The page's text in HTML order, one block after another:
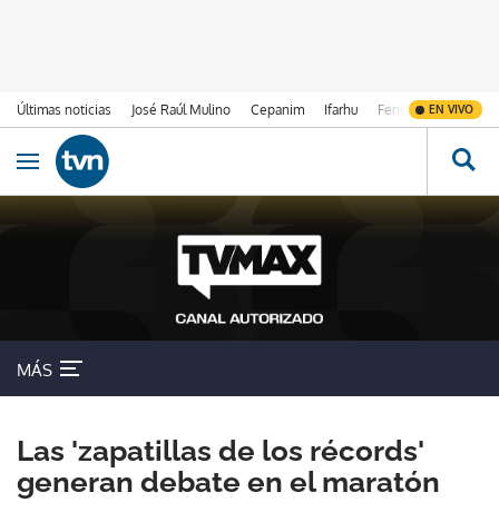
Últimas noticias José Raúl Mulino Cepanim Ifarhu Fenómeno de El
EN VIVO
Ir al contenido
Obrir navegació
MÁS
Las 'zapatillas de los récords'
generan debate en el maratón